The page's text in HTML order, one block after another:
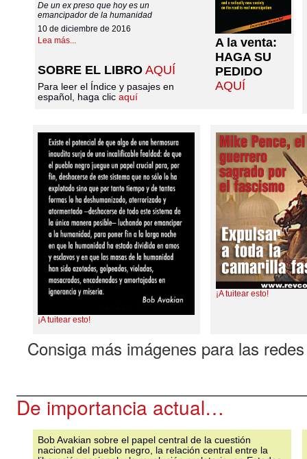
De un ex preso que hoy es un
emancipador de la humanidad
10 de diciembre de 2016
Lea más...
SOBRE EL LIBRO AQUÍ
Para leer el Índice y pasajes en
español, haga clicaquí
A la venta:
HAGA SU
PEDIDO
AQUÍ
¡A tuitear esto!
¡A tuitear esto!
Consiga más imágenes para las
De importancia actual…
Bob Avakian sobre el papel central de la cuestión
nacional del pueblo negro, la relación central entre la